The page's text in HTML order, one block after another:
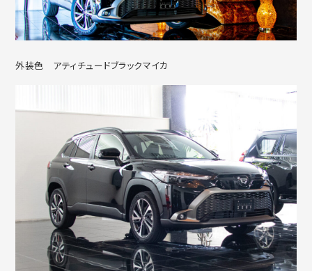
外装色 アティチュードブラックマイカ